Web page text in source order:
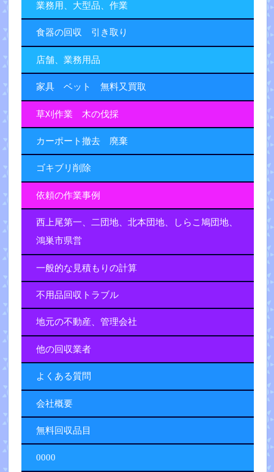
業務用、大型品、作業
食器の回収 引き取り
店舗、業務用品
家具 ベット 無料又買取
草刈作業 木の伐採
カーポート撤去 廃棄
ゴキブリ削除
依頼の作業事例
西上尾第一、二団地、北本団地、しらこ鳩団地、
鴻巣市県営
一般的な見積もりの計算
不用品回収トラブル
地元の不動産、管理会社
他の回収業者
よくある質問
会社概要
無料回収品目
0000